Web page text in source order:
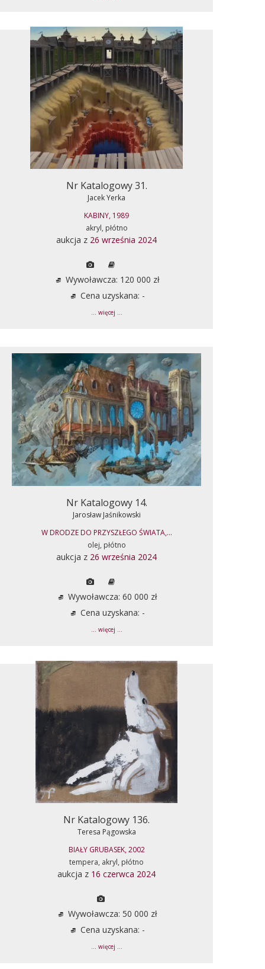
Nr Katalogowy 31.
Jacek Yerka
KABINY, 1989
akryl, płótno
aukcja z 26 września 2024
Wywoławcza: 120 000 zł
Cena uzyskana: -
... więcej ...
Nr Katalogowy 14.
Jarosław Jaśnikowski
W DRODZE DO PRZYSZŁEGO ŚWIATA,...
olej, płótno
aukcja z 26 września 2024
Wywoławcza: 60 000 zł
Cena uzyskana: -
... więcej ...
Nr Katalogowy 136.
Teresa Pągowska
BIAŁY GRUBASEK, 2002
tempera, akryl, płótno
aukcja z 16 czerwca 2024
Wywoławcza: 50 000 zł
Cena uzyskana: -
... więcej ...